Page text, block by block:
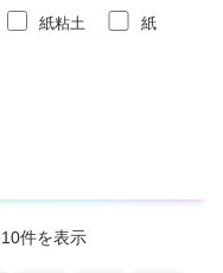
紙粘土
紙
件を表示